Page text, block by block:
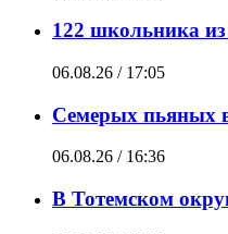
122 школьника
06.08.26 / 17:05
Семерых пьяных
06.08.26 / 16:36
В Тотемском